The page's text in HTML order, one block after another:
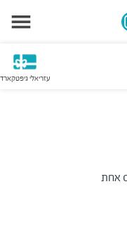
עזריאלי גיפטקארד
אחת